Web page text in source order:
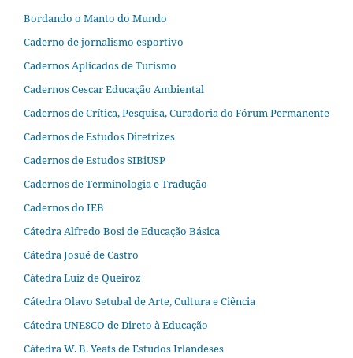
Bordando o Manto do Mundo
Caderno de jornalismo esportivo
Cadernos Aplicados de Turismo
Cadernos Cescar Educação Ambiental
Cadernos de Crítica, Pesquisa, Curadoria do Fórum Permanente
Cadernos de Estudos Diretrizes
Cadernos de Estudos SIBiUSP
Cadernos de Terminologia e Tradução
Cadernos do IEB
Cátedra Alfredo Bosi de Educação Básica
Cátedra Josué de Castro
Cátedra Luiz de Queiroz
Cátedra Olavo Setubal de Arte, Cultura e Ciência
Cátedra UNESCO de Direto à Educação
Cátedra W. B. Yeats de Estudos Irlandeses